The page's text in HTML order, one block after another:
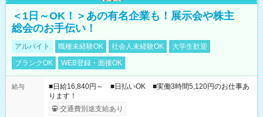
＜1日～OK！＞あの有名企業も！展示会や株主
総会のお手伝い！
アルバイト 職種未経験OK 社会人未経験OK
大学生歓迎
ブランクOK
WEB登録・面接OK
給与
■日給16,840円～ ■日払いOK ■実働3時間5,120円のお仕事あ
ります！
交通費別途支給あり